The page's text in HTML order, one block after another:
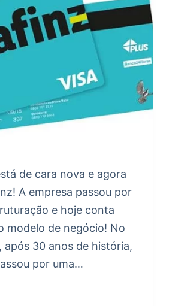
de cara nova e agora
A empresa passou por
e hoje conta
modelo de negócio! No
após 30 anos de história,
por uma…